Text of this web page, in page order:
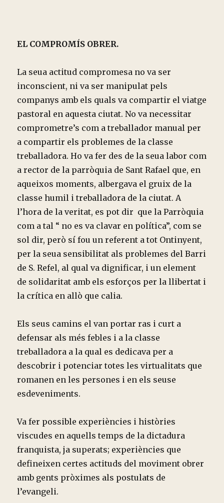
EL COMPROMÍS OBRER.
La seua actitud compromesa no va ser
inconscient, ni va ser manipulat pels
companys amb els quals va compartir el viatge
pastoral en aquesta ciutat. No va necessitar
comprometre’s com a treballador manual per
a compartir els problemes de la classe
treballadora. Ho va fer des de la seua labor com
a rector de la parròquia de Sant Rafael que, en
aqueixos moments, albergava el gruix de la
classe humil i treballadora de la ciutat. A
l’hora de la veritat, es pot dir que la Parròquia
com a tal “ no es va clavar en política”, com se
sol dir, però sí fou un referent a tot Ontinyent,
per la seua sensibilitat als problemes del Barri
de S. Refel, al qual va dignificar, i un element
de solidaritat amb els esforços per la llibertat i
la crítica en allò que calia.
Els seus camins el van portar ras i curt a
defensar als més febles i a la classe
treballadora a la qual es dedicava per a
descobrir i potenciar totes les virtualitats que
romanen en les persones i en els seuse
esdeveniments.
Va fer possible experiències i històries
viscudes en aquells temps de la dictadura
franquista, ja superats; experiències que
defineixen certes actituds del moviment obrer
amb gents pròximes als postulats de
l’evangeli.